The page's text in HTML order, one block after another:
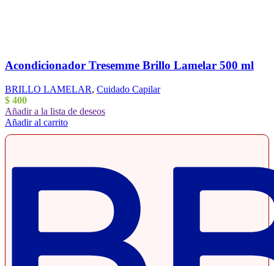
Acondicionador Tresemme Brillo Lamelar 500 ml
BRILLO LAMELAR, Cuidado Capilar
$ 400
Añadir a la lista de deseos
Añadir al carrito